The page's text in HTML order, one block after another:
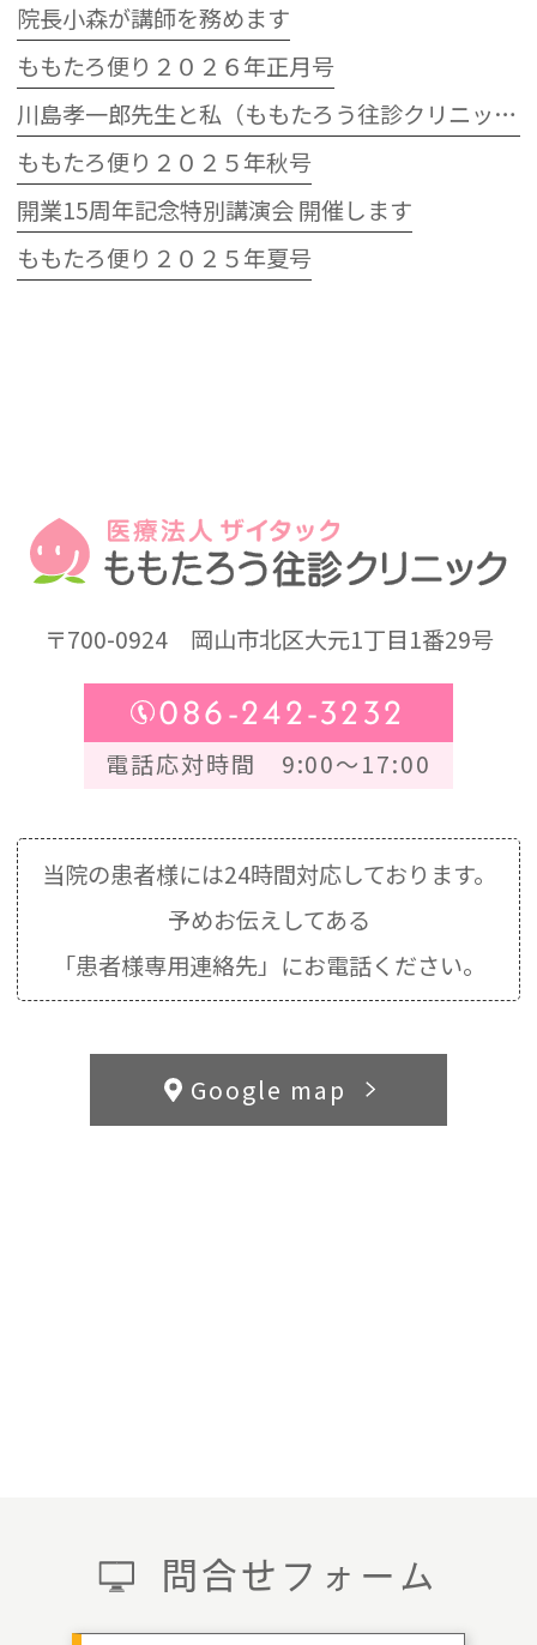
院長小森が講師を務めます
ももたろ便り２０２６年正月号
川島孝一郎先生と私（ももたろう往診クリニック開院15周年記念特別講演会）
ももたろ便り２０２５年秋号
開業15周年記念特別講演会 開催します
ももたろ便り２０２５年夏号
〒700-0924岡山市北区大元1丁目1番29号
086-242-3232
電話応対時間 9:00～17:00
当院の患者様には24時間対応しております。
予めお伝えしてある
「患者様専用連絡先」にお電話ください。
問合せフォーム
Google map